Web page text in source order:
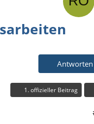
Antworten
1. offizieller Beitrag